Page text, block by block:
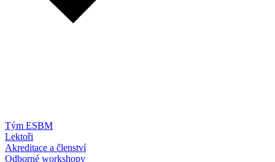
Tým ESBM
Lektoři
Akreditace a členství
Odborné workshopy